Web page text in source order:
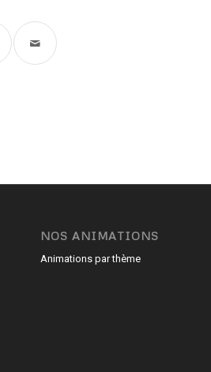
NOS ANIMATIONS
Animations par thème